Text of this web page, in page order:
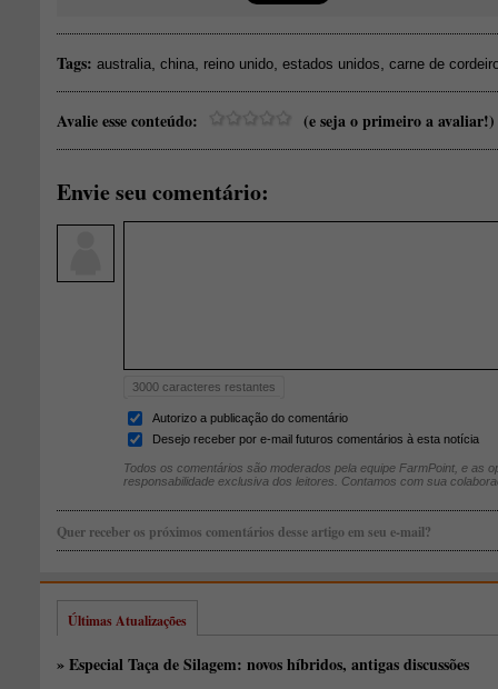
Tags: australia china reino unido estados unidos carne de
Avalie esse conteúdo: (e seja o primeiro a avaliar!)
Envie seu comentário:
3000 caracteres restantes
Autorizo a publicação do comentário
Desejo receber por e-mail futuros comentários à esta notícia
Todos os comentários são moderados pela equipe FarmPoint, e as
responsabilidade exclusiva dos leitores. Contamos com sua
Quer receber os próximos comentários desse artigo em seu e-mail?
Últimas Atualizações
» Especial Taça de Silagem: novos híbridos, antigas discussões